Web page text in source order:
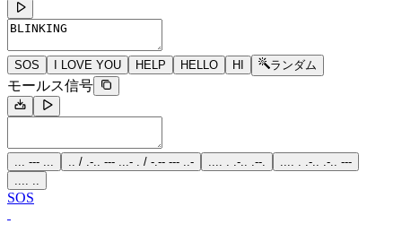
SOS I LOVE YOU HELP HELLO HI ランダム
モールス信号
... --- ... .. / .-.. --- ...- . / -.-- --- ..- .... . .-.. .--.
.... . .-.. .-.. ---
SOS